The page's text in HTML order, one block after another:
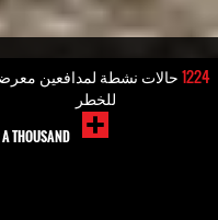
1224حالات نشطة لمدافعين
للخطر
THOUSAND